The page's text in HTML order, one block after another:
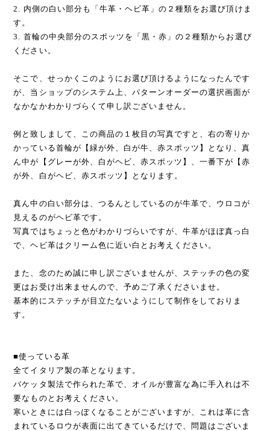
2. 内側の白い部分も「牛革・ヘビ革」の２種類をお選び頂けま
す。
3. 首輪の中央部分のスポッツを「黒・赤」の２種類からお選び
ください。
そこで、せっかくこのようにお選び頂けるようになったんです
が、当ショップのシステム上、パターンオーダーの選択画面が
なかなかわかりづらくて申し訳ございません。
例と致しまして、この商品の１枚目の写真ですと、右の寄りか
かっている首輪が【緑が外、白が牛、赤スポッツ】となり、真
ん中が【グレーが外、白がヘビ、赤スポッツ】、一番下が【赤
が外、白がヘビ、赤スポッツ】となります。
真ん中の白い部分は、つるんとしているのが牛革で、ウロコが
見えるのがヘビ革です。
写真ではちょっと色がわかりづらいですが、牛革がほぼ真っ白
で、ヘビ革はクリーム色に近い白とお考えください。
また、念のため誠に申し訳ございませんが、ステッチの色の変
更はお受け出来ませんので、予めご了承くださいませ。
基本的にステッチが目立たないようにして制作をしておりま
す。
■使っている革
全てイタリア製の革となります。
バケッタ製法で作られた革で、オイルが豊富な為に手入れは不
要なものとお考えください。
寒いときには白っぽくなることがございますが、これは革に含
まれているロウが表面に出てきているだけで、問題はございま